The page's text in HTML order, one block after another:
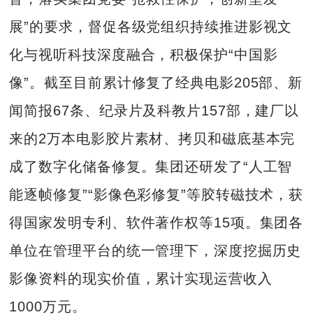
展”的要求，督促各级党组织持续推进影视文
化与视听科技深度融合，积极保护“中国影
像”。截至目前累计修复了经典电影205部、新
闻简报67条、纪录片及科教片157部，建厂以
来的2万本电影胶片素材、拷贝和磁底基本完
成了数字化储备修复。集团还研发了“人工智
能逐帧修复”“影像色彩修复”等胶转磁技术，获
得国家发明专利、软件著作权等15项。集团各
单位在管理平台的统一管理下，深度挖掘历史
影像资料的现实价值，累计实现运营收入
1000万元。